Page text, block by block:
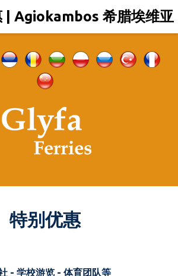
特别优惠
- 学校游览 - 体育团队等
| Agiokambos 希腊埃维亚